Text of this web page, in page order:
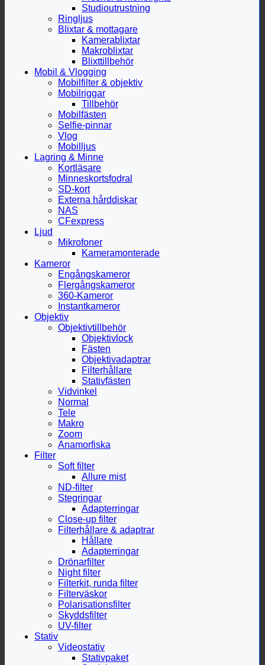
Studioutrustning
Ringljus
Blixtar & mottagare
Kamerablixtar
Makroblixtar
Blixttillbehör
Mobil & Vlogging
Mobilfilter & objektiv
Mobilriggar
Tillbehör
Mobilfästen
Selfie-pinnar
Vlog
Mobilljus
Lagring & Minne
Kortläsare
Minneskortsfodral
SD-kort
Externa hårddiskar
NAS
CFexpress
Ljud
Mikrofoner
Kameramonterade
Kameror
Engångskameror
Flergångskameror
360-Kameror
Instantkameror
Objektiv
Objektivtillbehör
Objektivlock
Fästen
Objektivadaptrar
Filterhållare
Stativfästen
Vidvinkel
Normal
Tele
Makro
Zoom
Anamorfiska
Filter
Soft filter
Allure mist
ND-filter
Stegringar
Adapterringar
Close-up filter
Filterhållare & adaptrar
Hållare
Adapterringar
Drönarfilter
Night filter
Filterkit, runda filter
Filterväskor
Polarisationsfilter
Skyddsfilter
UV-filter
Stativ
Videostativ
Stativpaket